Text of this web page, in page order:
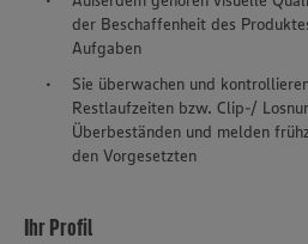
der Beschaffenheit des
Aufgaben
Sie überwachen und
Restlaufzeiten bzw. Clip-/
Überbeständen und melden
den Vorgesetzten
Ihr Profil